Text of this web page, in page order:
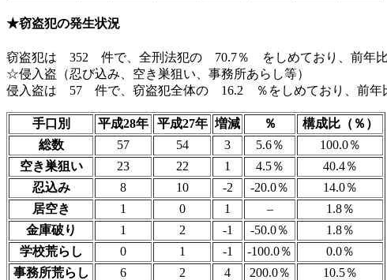
★窃盗犯の発生状況
窃盗犯は 352 件で、全刑法犯の 70.7％ をしめており、前年
☆侵入盗（忍び込み、空き巣狙い、事務所あらし等）
侵入盗は 57 件で、窃盗犯全体の 16.2 ％をしめており、前年
手口別 平成28年 平成27年 増減 ％
構成比（％）
総数
57 54 3 5.6％
100.0％
空き巣狙い
23 22 1 4.5％
40.4％
忍込み
8 10 -2 -20.0％
14.0％
居空き
1 0 1 –
1.8％
金庫破り
1 2 -1 -50.0％
1.8％
学校荒らし
0 1 -1 -100.0％
0.0％
事務所荒らし
6 2 4 200.0％
10.5％